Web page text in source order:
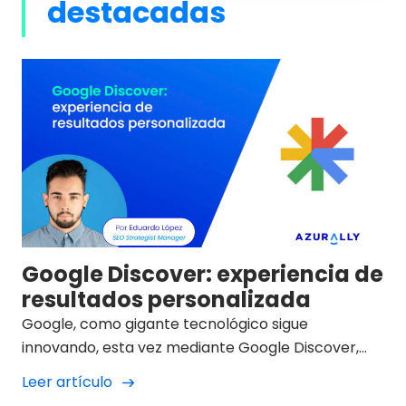
destacadas
Google Discover: experiencia de
resultados personalizada
Google, como gigante tecnológico sigue
innovando, esta vez mediante Google Discover,
una nueva funcionalidad basada en mostrar al
Leer artículo